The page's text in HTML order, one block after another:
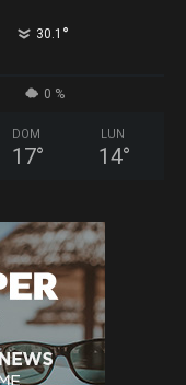
30.1 °
0 %
DOM
17°
LUN
14°